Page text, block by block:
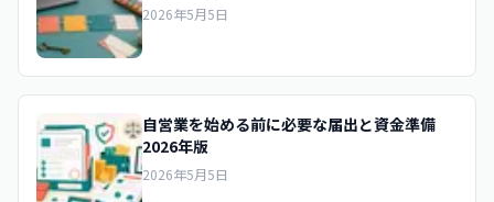
2026年5月5日
自営業を始める前に必要な届出と資金準備
2026年版
2026年5月5日